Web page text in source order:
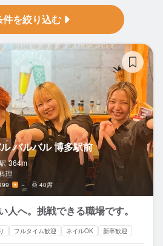
件を絞り込む
バルバル 博多駅前
364m
理
－ 40席
人へ。挑戦できる職場です。
フルタイム歓迎 ネイルOK 新卒歓迎